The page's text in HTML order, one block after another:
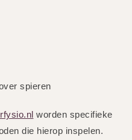
spieren
worden specifieke
die hierop inspelen.